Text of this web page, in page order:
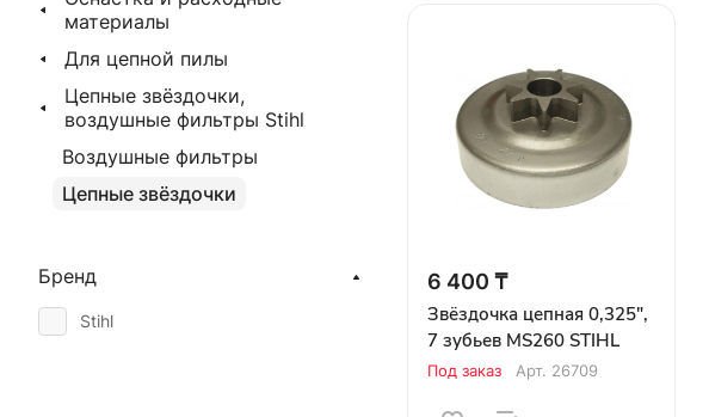
6 400 ₸
Звёздочка цепная 0,325",
7 зубьев MS260 STIHL
Под заказ Арт. 26709
материалы
Для цепной пилы
Цепные звёздочки,
воздушные фильтры Stihl
Воздушные фильтры
Цепные звёздочки
Бренд
Stihl